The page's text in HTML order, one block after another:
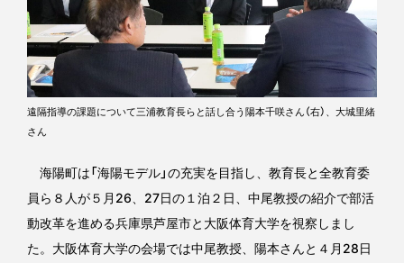
遠隔指導の課題について三浦教育長らと話し合う陽本千咲さん（右）、大城里緒
さん
海陽町は「海陽モデル」の充実を目指し、教育長と全教育委
員ら８人が５月26、27日の１泊２日、中尾教授の紹介で部活
動改革を進める兵庫県芦屋市と大阪体育大学を視察しまし
た。大阪体育大学の会場では中尾教授、陽本さんと４月28日